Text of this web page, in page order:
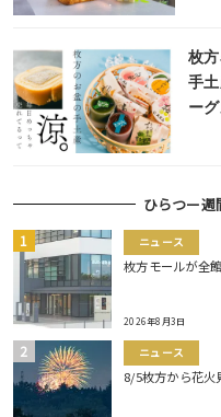
枚
手
ーグ
ひらつー
ニュース
枚方モールが全
2026年8月3日
ニュース
8/5枚方から花火